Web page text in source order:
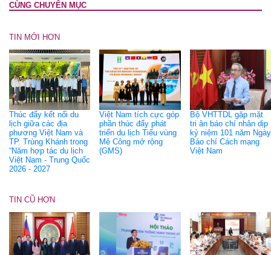
CÙNG CHUYÊN MỤC
TIN MỚI HƠN
Thúc đẩy kết nối du
lịch giữa các địa
phương Việt Nam và
TP. Trùng Khánh trong
“Năm hợp tác du lịch
Việt Nam - Trung Quốc
2026 - 2027
Việt Nam tích cực góp
phần thúc đẩy phát
triển du lịch Tiểu vùng
Mê Công mở rộng
(GMS)
Bộ VHTTDL gặp mặt
tri ân báo chí nhân dịp
kỷ niệm 101 năm Ngày
Báo chí Cách mạng
Việt Nam
TIN CŨ HƠN